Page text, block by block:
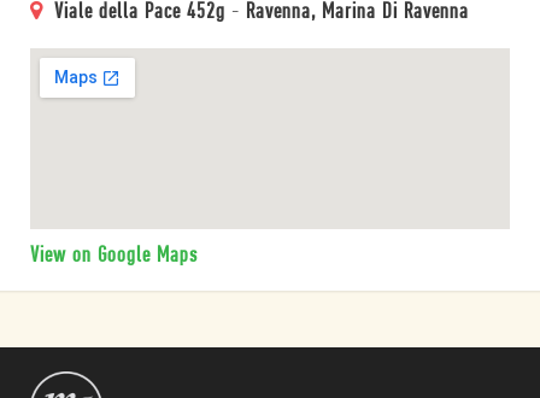
Viale della Pace 452g - Ravenna, Marina Di Ravenna
View on Google Maps